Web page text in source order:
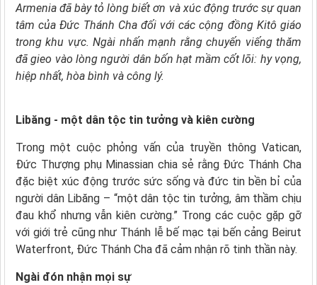
Armenia đã bày tỏ lòng biết ơn và xúc động trước sự quan
tâm của Đức Thánh Cha đối với các cộng đồng Kitô giáo
trong khu vực. Ngài nhấn mạnh rằng chuyến viếng thăm
đã gieo vào lòng người dân bốn hạt mầm cốt lõi: hy vọng,
hiệp nhất, hòa bình và công lý.
Libăng - một dân tộc tin tưởng và kiên cường
Trong một cuộc phỏng vấn của truyền thông Vatican,
Đức Thượng phụ Minassian chia sẻ rằng Đức Thánh Cha
đặc biệt xúc động trước sức sống và đức tin bền bỉ của
người dân Libăng – “một dân tộc tin tưởng, âm thầm chịu
đau khổ nhưng vẫn kiên cường.” Trong các cuộc gặp gỡ
với giới trẻ cũng như Thánh lễ bế mạc tại bến cảng Beirut
Waterfront, Đức Thánh Cha đã cảm nhận rõ tinh thần này.
Ngài đón nhận mọi sự